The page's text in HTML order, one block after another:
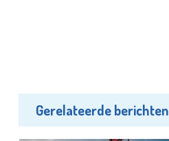
Gerelateerde berichten